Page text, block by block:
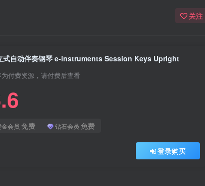
关注
式自动伴奏钢琴 e-instruments Session Keys Upright
为付费资源，请付费后查看
金会员 免费 钻石会员 免费
登录购买